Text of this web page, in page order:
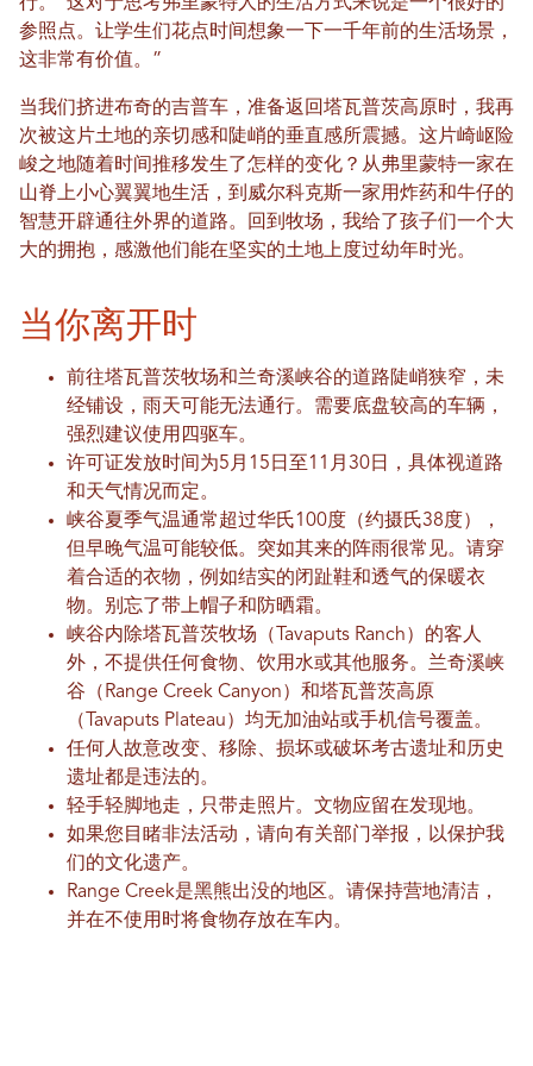
参照点。让学生们花点时间想象一下一千年前的生活场景，
这非常有价值。”
当我们挤进布奇的吉普车，准备返回塔瓦普茨高原时，我再
次被这片土地的亲切感和陡峭的垂直感所震撼。这片崎岖险
峻之地随着时间推移发生了怎样的变化？从弗里蒙特一家在
山脊上小心翼翼地生活，到威尔科克斯一家用炸药和牛仔的
智慧开辟通往外界的道路。回到牧场，我给了孩子们一个大
大的拥抱，感激他们能在坚实的土地上度过幼年时光。
当你离开时
前往塔瓦普茨牧场和兰奇溪峡谷的道路陡峭狭窄，未
经铺设，雨天可能无法通行。需要底盘较高的车辆，
强烈建议使用四驱车。
许可证发放时间为5月15日至11月30日，具体视道路
和天气情况而定。
峡谷夏季气温通常超过华氏100度（约摄氏38度），
但早晚气温可能较低。突如其来的阵雨很常见。请穿
着合适的衣物，例如结实的闭趾鞋和透气的保暖衣
物。别忘了带上帽子和防晒霜。
峡谷内除塔瓦普茨牧场（Tavaputs Ranch）的客人
外，不提供任何食物、饮用水或其他服务。兰奇溪峡
谷（Range Creek Canyon）和塔瓦普茨高原
（Tavaputs Plateau）均无加油站或手机信号覆盖。
任何人故意改变、移除、损坏或破坏考古遗址和历史
遗址都是违法的。
轻手轻脚地走，只带走照片。文物应留在发现地。
如果您目睹非法活动，请向有关部门举报，以保护我
们的文化遗产。
Range Creek是黑熊出没的地区。请保持营地清洁，
并在不使用时将食物存放在车内。